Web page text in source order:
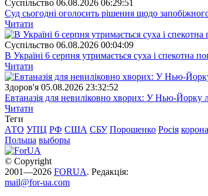
Суспiльство 06.08.2026 06:29:51
Суд сьогодні оголосить рішення щодо
Читати
Суспiльство 06.08.2026 00:04:09
В Україні 6 серпня утримається суха і спекотна
Читати
Здоров'я 05.08.2026 23:32:52
Евтаназія для невиліковно хворих: У Нью-Йорку
Читати
Теги
АТО УПЦ РФ США СБУ Порошенко Росія
Польша выборы
© Copyright
2001—2026 FORUA. Редакція:
mail@for-ua.com